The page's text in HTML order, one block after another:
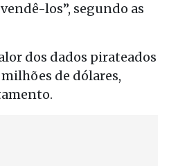
los”, segundo as
dos dados pirateados
de dólares,